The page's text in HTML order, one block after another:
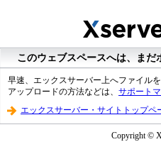
このウェブスペースへは、ま
早速、エックスサーバー上へファイル
アップロードの方法などは、 サポート
エックスサーバー・サイトトップペ
Copyright ©